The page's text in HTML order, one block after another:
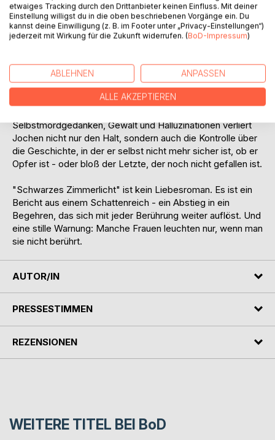
mehr Fragen aufwirft als es heilt. Dort begegnet er Lin -
einer Krankenschwester mit schweigenden Augen, einer
zarten Stimme und einem Ehemann, der Schmerz nicht als
Was als stille Anziehung beginnt, entwickelt sich zu einer
Obsession aus Nähe, Angst und Rettungsfantasie. In den
Gängen der Klinik lauert etwas Undefinierbares - ein
Selbstmordgedanken, Gewalt und Halluzinationen verliert
Jochen nicht nur den Halt, sondern auch die Kontrolle über
die Geschichte, in der er selbst nicht mehr sicher ist, ob er
Opfer ist - oder bloß der Letzte, der noch nicht gefallen ist.
"Schwarzes Zimmerlicht" ist kein Liebesroman. Es ist ein
Bericht aus einem Schattenreich - ein Abstieg in ein
Begehren, das sich mit jeder Berührung weiter auflöst. Und
eine stille Warnung: Manche Frauen leuchten nur, wenn man
sie nicht berührt.
AUTOR/IN
PRESSESTIMMEN
REZENSIONEN
WEITERE TITEL BEI BoD
etwaiges Tracking durch den Drittanbieter keinen Einfluss. Mit deiner
Einstellung willigst du in die oben beschriebenen Vorgänge ein. Du
kannst deine Einwilligung (z. B. im Footer unter „Privacy-Einstellungen“)
jederzeit mit Wirkung für die Zukunft widerrufen. (BoD-Impressum)
ABLEHNEN ANPASSEN
ALLE AKZEPTIEREN